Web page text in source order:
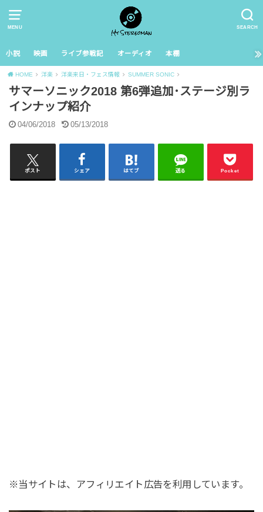
MENU SEARCH
小説 映画 ライブ参戦記 オーディオ 本棚
HOME 洋楽 洋楽来日・フェス情報 SUMMER SONIC
サマーソニック2018 第6弾追加･ステージ別ラ
インナップ紹介
04/06/2018 05/13/2018
ポスト シェア はてブ 送る Pocket
※当サイトは、アフィリエイト広告を利用しています。